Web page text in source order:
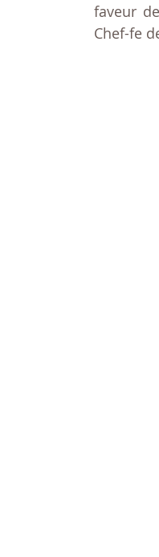
faveur
Chef-fe